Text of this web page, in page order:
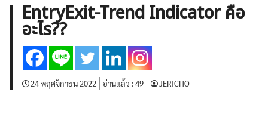
ค้นหา
สำหรับ:
EntryExit-Trend Indicator คือ
อะไร??
24 พฤศจิกายน 2022 อ่านแล้ว :49 JERICHO